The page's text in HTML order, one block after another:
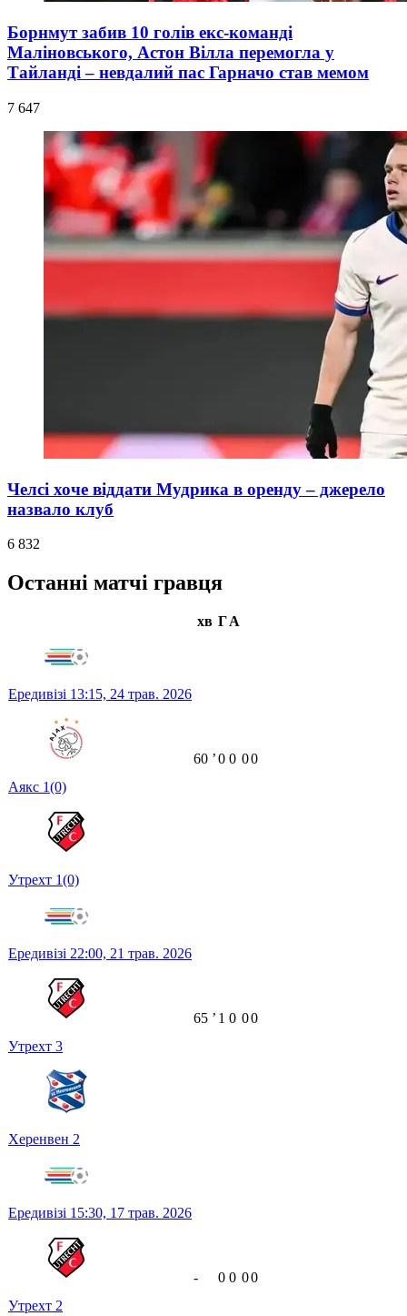
Борнмут забив 10 голів екс-команді
Маліновського, Астон Вілла перемогла у
Тайланді – невдалий пас Гарначо став мемом
7 647
Челсі хоче віддати Мудрика в оренду – джерело
назвало клуб
6 832
Останні матчі гравця
хв ГА
Ередивізі 13:15, 24 трав. 2026
Аякс 1(0)
Утрехт 1(0)
60 ʼ0 0 00
Ередивізі 22:00, 21 трав. 2026
Утрехт 3
Херенвен 2
65 ʼ 1 0 00
Ередивізі 15:30, 17 трав. 2026
Утрехт 2
- 0 0 00